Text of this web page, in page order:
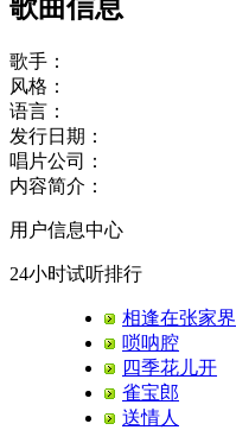
歌曲信息
歌手：
风格：
语言：
发行日期：
唱片公司：
内容简介：
用户信息中心
24小时试听排行
相逢在张家界
唢呐腔
四季花儿开
雀宝郎
送情人